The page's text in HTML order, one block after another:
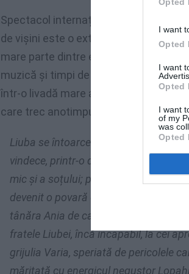
I want
Opted
I want
Opted
I want
of my
was
Opted
Spectacol internațional
de vişini este o extraordinară
mare parte dintre ei câștigători a
muzică și timpi de reacție comică
într-o livadă mare acoperită de petale
care trec anotimpuri ce transformă
Liuba se întoarce acasă după o
vindece, printr-o dezordonată poftă
mic și a soțului; proprietatea sa
devenit o povară dulce dar imposibil
tânăra Ania de care se îndrăgostește
fratele Liubei, încă incapabil, la cei
grijulia Varia, speriată de pericolele
măritată cu energicul negustor